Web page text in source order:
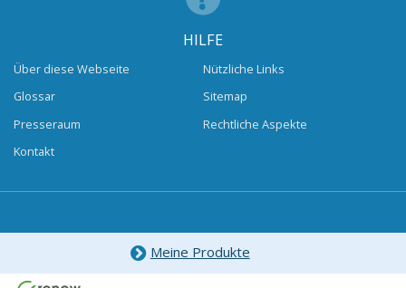
HILFE
Über diese Webseite
Glossar
Presseraum
Kontakt
Nützliche Links
Sitemap
Rechtliche Aspekte
Meine Produkte